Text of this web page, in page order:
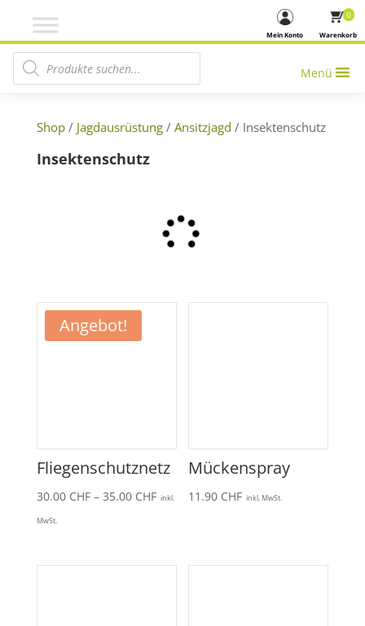
Warenkorb
0
Mein Konto
Products search
Menü
Shop/ Jagdausrüstung/ Ansitzjagd / Insektenschutz
Insektenschutz
Angebot!
Fliegenschutznetz
30.00 CHF – 35.00 CHFPreisspanne:
inkl.
MwSt.
Mückenspray
11.90 CHF inkl. MwSt.